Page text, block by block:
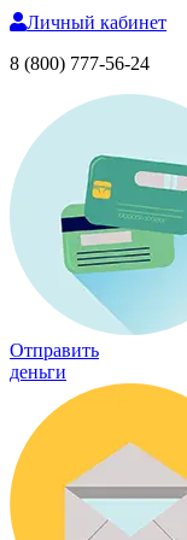
Личный кабинет
8 (800) 777-56-24
Отправить
деньги